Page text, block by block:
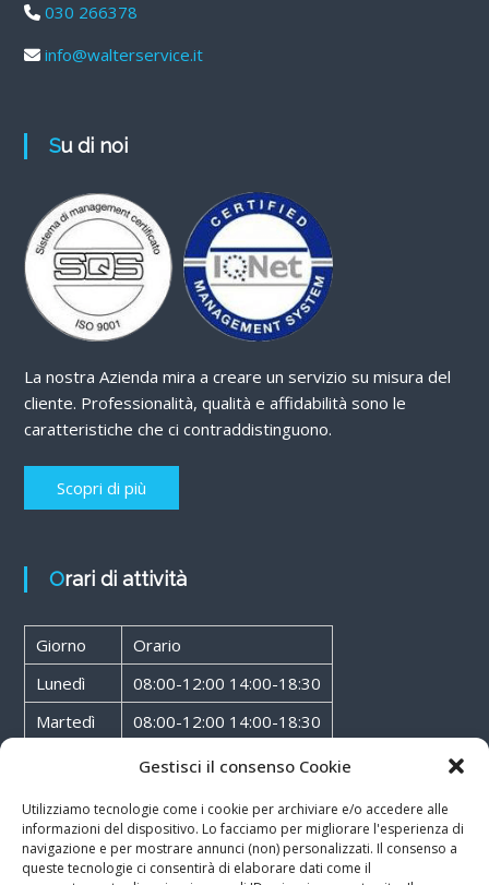
Gestisci il consenso Cookie
Utilizziamo tecnologie come i cookie per archiviare e/o accedere alle
informazioni del dispositivo. Lo facciamo per migliorare l'esperienza di
navigazione e per mostrare annunci (non) personalizzati. Il consenso a
queste tecnologie ci consentirà di elaborare dati come il
030 266378
info@walterservice.it
Su di noi
La nostra Azienda mira a creare un servizio su misura del
cliente. Professionalità, qualità e affidabilità sono le
caratteristiche che ci contraddistinguono.
Scopri di più
Orari di attività
Giorno
Orario
Lunedì
08:00-12:00 14:00-18:30
Martedì
08:00-12:00 14:00-18:30
08:00-12:00 14:00-18:30
Giovedì
08:00-12:00 14:00-18:30
Venerdì
08:00-12:00 14:00-18:30
Sabato
08:00-12:00